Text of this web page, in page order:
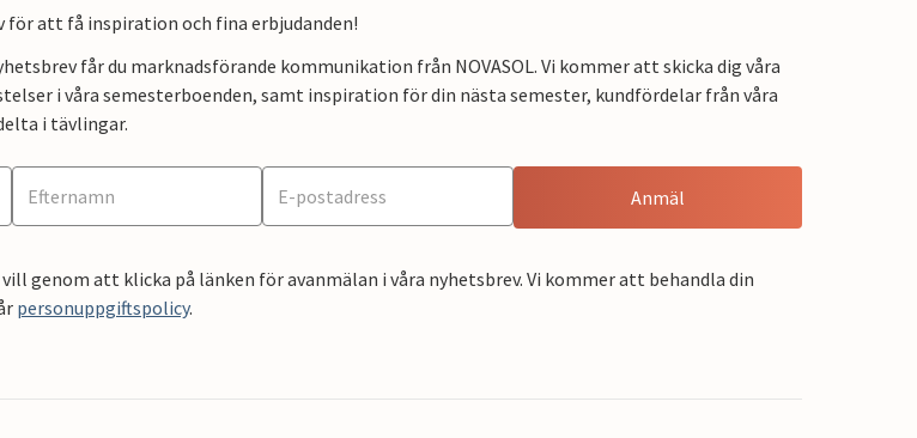
att få inspiration och fina erbjudanden!
får du marknadsförande kommunikation från NOVASOL. Vi kommer att skicka dig våra
i våra semesterboenden, samt inspiration för din nästa semester, kundfördelar från våra
i tävlingar.
Anmäl
vill genom att klicka på länken för avanmälan i våra nyhetsbrev. Vi kommer att behandla din
personuppgiftspolicy.